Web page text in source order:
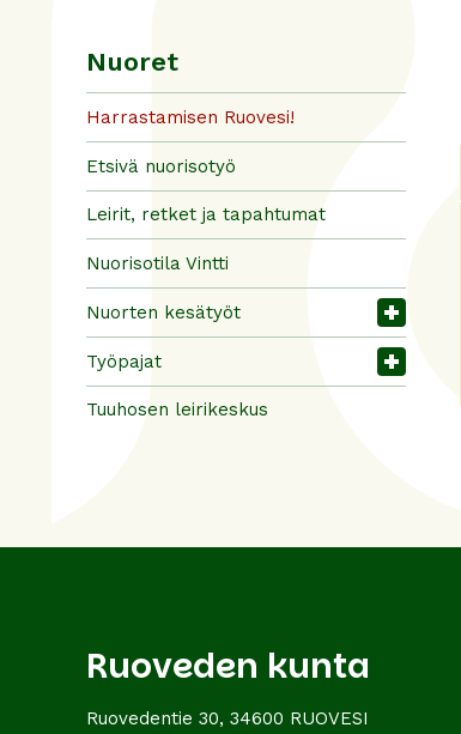
Nuoret
Harrastamisen Ruovesi!
Etsivä nuorisotyö
Leirit, retket ja tapahtumat
Nuorisotila Vintti
Nuorten kesätyöt
Työpajat
Tuuhosen leirikeskus
Ruoveden kunta
Ruovedentie 30, 34600 RUOVESI